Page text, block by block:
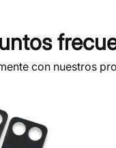
con nuestros